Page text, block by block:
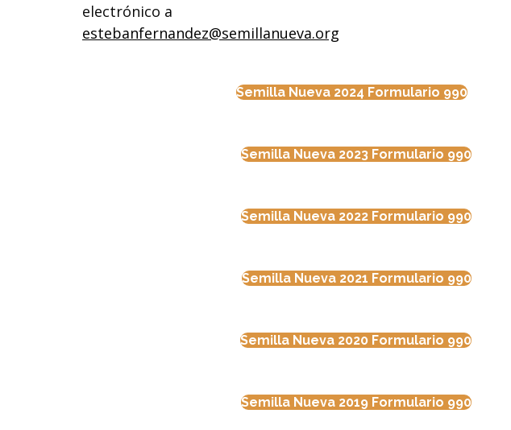
electrónico a
estebanfernandez@semillanueva.org
Semilla Nueva 2024 Formulario 990
Semilla Nueva 2023 Formulario 990
Semilla Nueva 2022 Formulario 990
Semilla Nueva 2021 Formulario 990
Semilla Nueva 2020 Formulario 990
Semilla Nueva 2019 Formulario 990